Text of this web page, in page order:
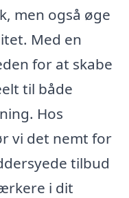
men også øge
Med en
for at skabe
til både
Hos
vi det nemt for
tilbud
i dit